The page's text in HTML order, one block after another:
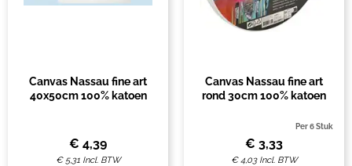
Canvas Nassau fine art
40x50cm 100% katoen
€ 4,39
€ 5,31 Incl. BTW
Canvas Nassau fine art
rond 30cm 100% katoen
Per 6 Stuk
€ 3,33
€4,03 Incl. BTW